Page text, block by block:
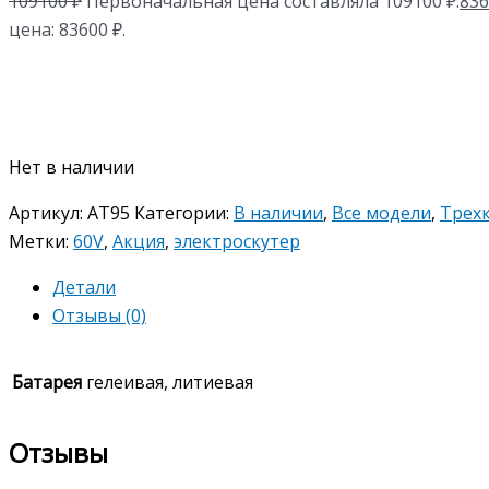
цена: 83600 ₽.
Нет в наличии
Артикул: AT95 Категории: В наличии, Все модели,
Метки: 60V, Акция, электроскутер
Детали
Отзывы (0)
Батарея гелеивая, литиевая
Отзывы